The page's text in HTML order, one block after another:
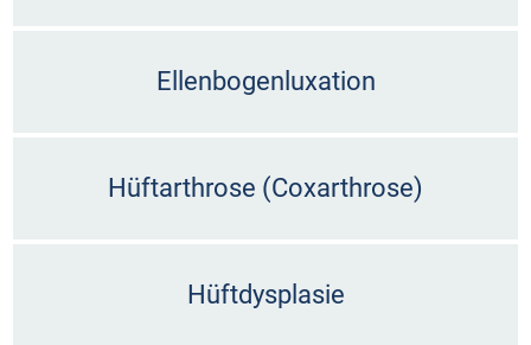
Ellenbogenluxation
Hüftarthrose (Coxarthrose)
Hüftdysplasie